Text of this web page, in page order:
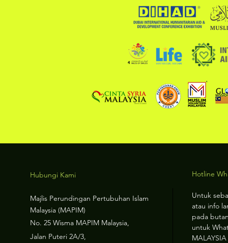
Hotline
Untuk
atau info
pada
untuk
MALAYSIA
Hubungi Kami
Majlis Perundingan Pertubuhan Islam
Malaysia (MAPIM)
No. 25 Wisma MAPIM Malaysia,
Jalan Puteri 2A/3,